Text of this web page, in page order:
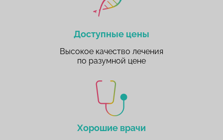
Доступные цены
Высокое качество лечения
по разумной цене
Хорошие врачи